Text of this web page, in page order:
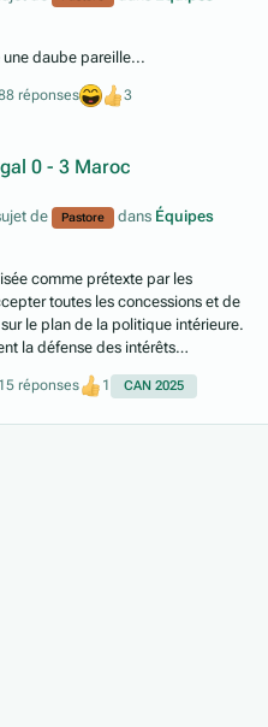
une daube pareille...
réponses 3
0 - 3 Maroc
de Pastore dans Équipes
comme prétexte par les
toutes les concessions et de
le plan de la politique intérieure.
la défense des intérêts
avec ce shithole halieutique.
réponses 1 CAN 2025